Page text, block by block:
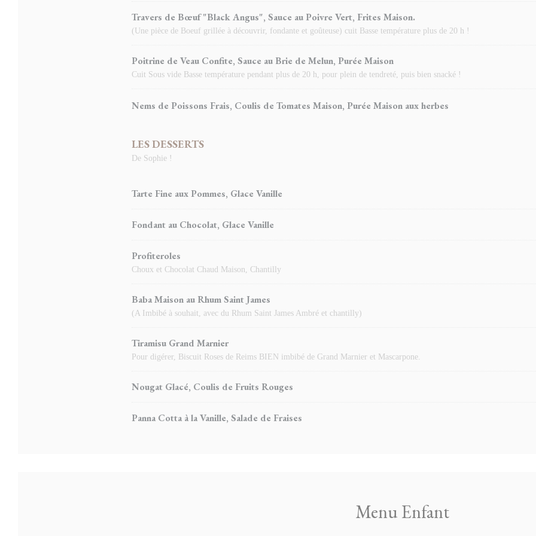
Travers de Bœuf "Black Angus", Sauce au Poivre Vert, Frites Maison.
(Une pièce de Boeuf grillée à découvrir, fondante et goûteuse) cuit Basse température plus de 20 h !
Poitrine de Veau Confite, Sauce au Brie de Melun, Purée Maison
Cuit Sous vide Basse température pendant plus de 20 h, pour plein de tendreté, puis bien snacké !
Nems de Poissons Frais, Coulis de Tomates Maison, Purée Maison aux herbes
LES DESSERTS
De Sophie !
Tarte Fine aux Pommes, Glace Vanille
Fondant au Chocolat, Glace Vanille
Profiteroles
Choux et Chocolat Chaud Maison, Chantilly
Baba Maison au Rhum Saint James
(A Imbibé à souhait, avec du Rhum Saint James Ambré et chantilly)
Tiramisu Grand Marnier
Pour digérer, Biscuit Roses de Reims BIEN imbibé de Grand Marnier et Mascarpone.
Nougat Glacé, Coulis de Fruits Rouges
Panna Cotta à la Vanille, Salade de Fraises
Menu Enfant